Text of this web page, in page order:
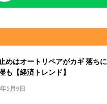
めはオートリペアがカギ 落ちに
も【経済トレンド】
5月9日